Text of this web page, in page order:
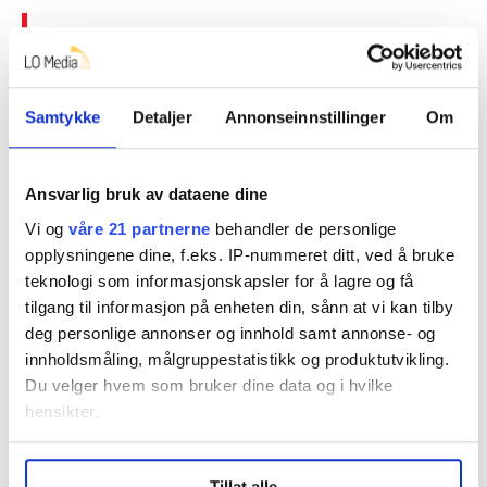
Samtykke Detaljer Annonseinnstillinger Om
Ansvarlig bruk av dataene dine
Vi og våre 21 partnerne behandler de personlige
opplysningene dine, f.eks. IP-nummeret ditt, ved å bruke
teknologi som informasjonskapsler for å lagre og få
tilgang til informasjon på enheten din, sånn at vi kan tilby
deg personlige annonser og innhold samt annonse- og
innholdsmåling, målgruppestatistikk og produktutvikling.
Du velger hvem som bruker dine data og i hvilke
hensikter.
Undermer infokan du lese om hvordan dine personlige
Ansatte som må forholde seg til sterke
følelser hos andre:
Vernepleier/sosialarbeider: 63 prosent.
Pleie- og omsorgsarbeider: 51 prosent.
Politi/vakt: 36 prosent.
Lektor/pedagog: 18 prosent.
Salgsagent/megler: 10 prosent.
Overnatting/servering: 6 prosent.
Informasjon/kommunikasjon: 5 prosent.
Avklart forhold?
Da Mirjam gikk på sosionomutdanningen, var det én
som sa at «du skal ha et avklart forhold til fortida for å
kunne jobbe med mennesker». Det festa seg hos
henne.
– Når ting har blitt vanskelig i livet, har jeg ofte tenkt
at jeg ikke har et avklart forhold til noe som helst. Jeg
kan ikke jobbe med mennesker. Samtidig har jeg tenkt